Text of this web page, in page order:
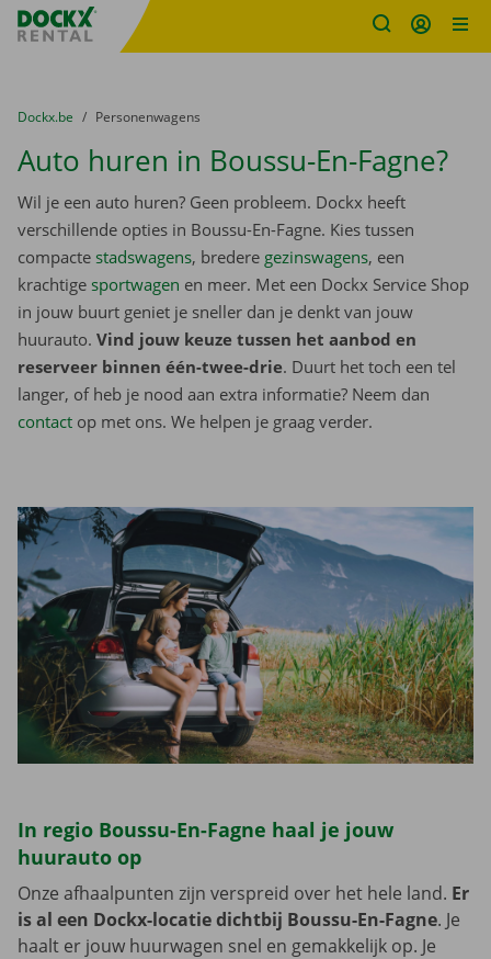
Fratello DEMO
U bevindt zich hier:
van
Dockx.be naar
Personenwagens
Auto huren in Boussu-En-Fagne?
Wil je een auto huren? Geen probleem. Dockx heeft
verschillende opties in Boussu-En-Fagne. Kies tussen
compacte stadswagens, bredere gezinswagens, een
krachtige sportwagen en meer. Met een Dockx Service Shop
in jouw buurt geniet je sneller dan je denkt van jouw
huurauto. Vind jouw keuze tussen het aanbod en
reserveer binnen één-twee-drie. Duurt het toch een tel
langer, of heb je nood aan extra informatie? Neem dan
contact op met ons. We helpen je graag verder.
In regio Boussu-En-Fagne haal je jouw
huurauto op
Onze afhaalpunten zijn verspreid over het hele land. Er
is al een Dockx-locatie dichtbij Boussu-En-Fagne. Je
haalt er jouw huurwagen snel en gemakkelijk op. Je